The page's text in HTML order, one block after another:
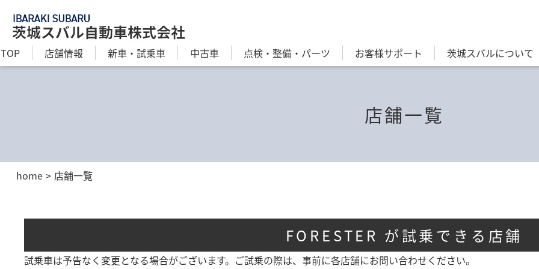
TOP 店舗情報 新⾞・試乗車 中古車 点検・整備・パーツ お客様サポート 茨城スバルについて
店舗一覧
home 店舗一覧
FORESTER が試乗できる店舗
試乗車は予告なく変更となる場合がございます。ご試乗の際は、事前に各店舗にお問い合わせください。